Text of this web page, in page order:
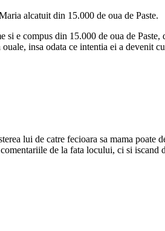
alcatuit din 15.000 de oua de Paste.
si e compus din 15.000 de oua de
insa odata ce intentia ei a devenit
lui de catre fecioara sa mama
de la fata locului, ci si iscand